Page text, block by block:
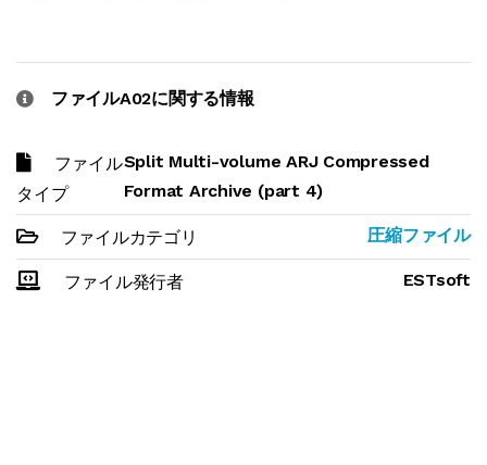
ファイルA02に関する情報
ファイル
タイプ
Split Multi-volume ARJ Compressed
Format Archive (part 4)
ファイルカテゴリ 圧縮ファイル
ファイル発行者 ESTsoft